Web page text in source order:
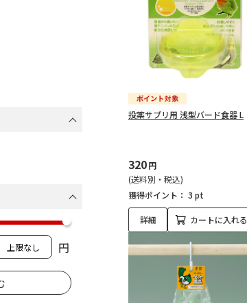
投薬サプリ用 浅型バード食器 L
320円
(送料別・税込)
獲得ポイント： 3 pt
詳細 カートに入れる
円